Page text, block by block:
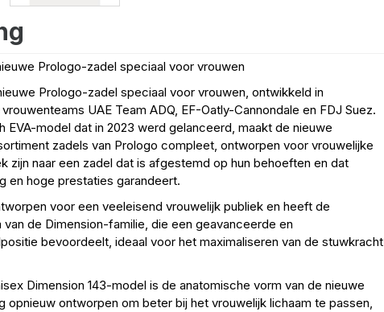
Prologo-zadel speciaal voor vrouwen
Prologo-zadel speciaal voor vrouwen, ontwikkeld in
UAE Team ADQ, EF-Oatly-Cannondale en FDJ Suez.
EVA-model dat in 2023 werd gelanceerd, maakt de nieuwe
zadels van Prologo compleet, ontworpen voor vrouwelijke
zijn naar een zadel dat is afgestemd op hun behoeften en dat
en hoge prestaties garandeert.
voor een veeleisend vrouwelijk publiek en heeft de
de Dimension-familie, die een geavanceerde en
bevoordeelt, ideaal voor het maximaliseren van de stuwkracht
Dimension 143-model is de anatomische vorm van de nieuwe
opnieuw ontworpen om beter bij het vrouwelijk lichaam te passen,